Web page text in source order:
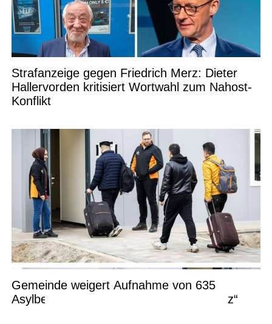
Strafanzeige gegen Friedrich Merz: Dieter
Hallervorden kritisiert Wortwahl zum Nahost-
Konflikt
Gemeinde weigert Aufnahme von 635
Asylbewerbern – „Wir haben keinen Platz“